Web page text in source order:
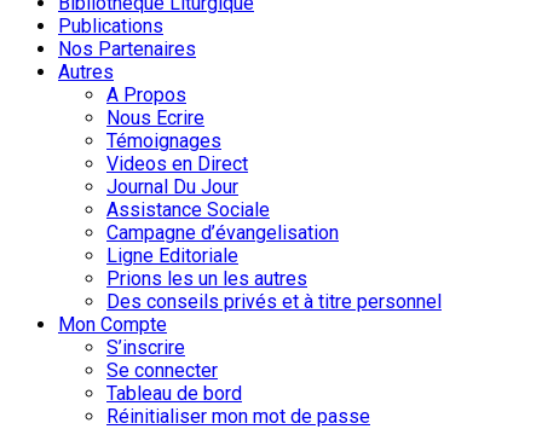
Publications
Nos Partenaires
Autres
A Propos
Nous Ecrire
Témoignages
Videos en Direct
Journal Du Jour
Assistance Sociale
Campagne d’évangelisation
Ligne Editoriale
Prions les un les autres
Des conseils privés et à titre personnel
Mon Compte
S’inscrire
Se connecter
Tableau de bord
Réinitialiser mon mot de passe